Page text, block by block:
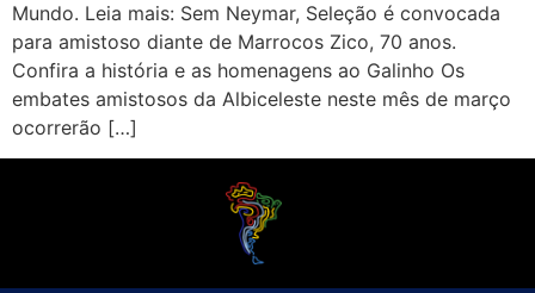
Mundo. Leia mais: Sem Neymar, Seleção é convocada
para amistoso diante de Marrocos Zico, 70 anos.
Confira a história e as homenagens ao Galinho Os
embates amistosos da Albiceleste neste mês de março
ocorrerão […]